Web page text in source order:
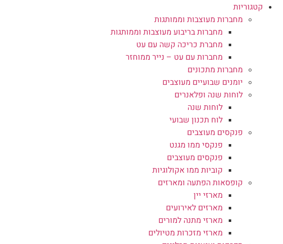
קטגוריות
מחברות מעוצבות וממותגות
מחברות בריבוע מעוצבות וממותגות
מחברת כריכה קשה עם עט
מחברות עם עט – נייר ממוחזר
מחברות מתכונים
יומנים שבועיים מעוצבים
לוחות שנה ופלאנרים
לוחות שנה
לוח תכנון שבועי
פנקסים מעוצבים
פנקסי ממו מגנט
פנקסים מעוצבים
קוביות ממו אקולוגיות
קופסאות הפתעה ומארזים
מארזי יין
מארזים לאירועים
מארזי מתנה למורים
מארזי מזכרות מטיולים